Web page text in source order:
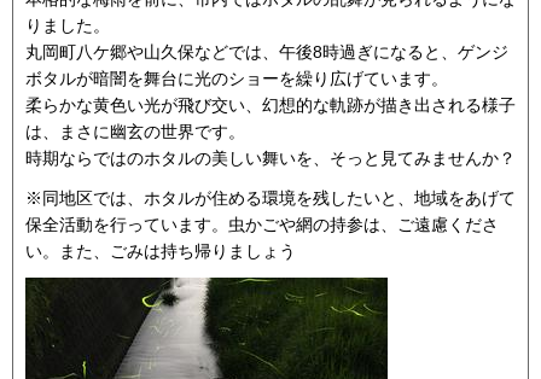
りました。
丸岡町八ケ郷や山久保などでは、午後8時過ぎになると、ゲンジ
ボタルが暗闇を舞台に光のショーを繰り広げています。
柔らかな黄色い光が飛び交い、幻想的な軌跡が描き出される様子
は、まさに幽玄の世界です。
時期ならではのホタルの美しい舞いを、そっと見てみませんか？
※同地区では、ホタルが住める環境を残したいと、地域をあげて
保全活動を行っています。虫かごや網の持参は、ご遠慮くださ
い。また、ごみは持ち帰りましょう